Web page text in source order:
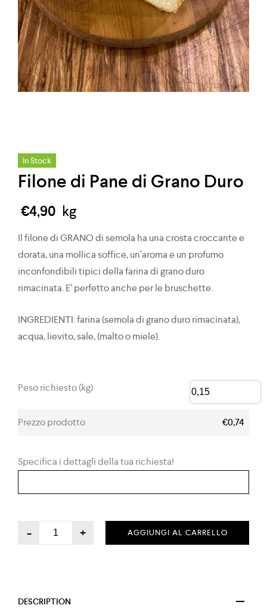
In Stock
Filone di Pane di Grano Duro
€4,90 kg
Il filone di GRANO di semola ha una crosta croccante e
dorata, una mollica soffice, un’aroma e un profumo
inconfondibili tipici della farina di grano duro
rimacinata. E’ perfetto anche per le bruschette.
INGREDIENTI: farina (semola di grano duro rimacinata),
acqua, lievito, sale, (malto o miele).
Peso richiesto (kg)
Prezzo prodotto €0,74
Specifica i dettagli della tua richiesta!
- + AGGIUNGI AL CARRELLO
DESCRIPTION